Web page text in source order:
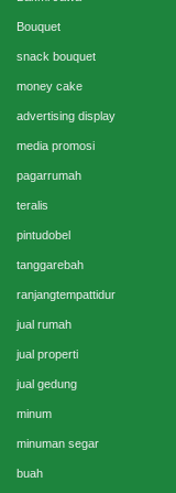
Bouquet
snack bouquet
money cake
advertising display
media promosi
pagarrumah
teralis
pintudobel
tanggarebah
ranjangtempattidur
jual rumah
jual properti
jual gedung
minum
minuman segar
buah